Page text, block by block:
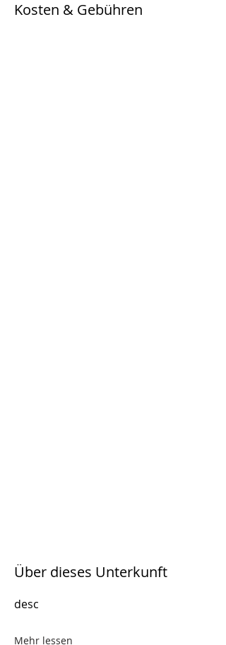
Kosten & Gebühren
Über dieses Unterkunft
desc
Mehr lessen